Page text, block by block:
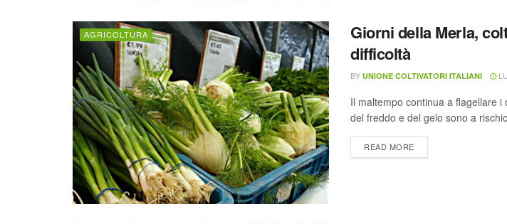
AGRICOLTURA
Giorni della Merla,
difficoltà
BY UNIONE COLTIVATORI ITALIANI
Il maltempo continua a flagellare i
del freddo e del gelo sono a
READ MORE